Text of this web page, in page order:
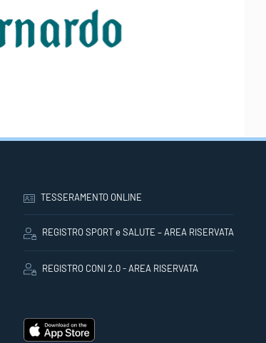
TESSERAMENTO ONLINE
REGISTRO SPORT e SALUTE – AREA RISERVATA
REGISTRO CONI 2.0 - AREA RISERVATA